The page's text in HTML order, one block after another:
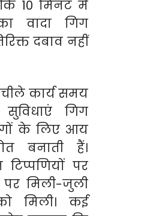
कि 10 मिनट में
वादा गिग
दबाव नहीं
कार्य समय
गिग
के लिए आय
बनाती हैं।
पर
पर मिली-जुली
मिली। कई